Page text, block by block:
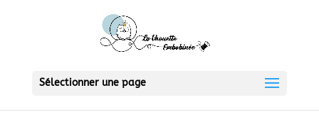
Sélectionner une page